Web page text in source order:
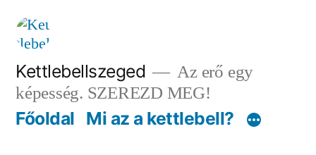
Tartalomhoz
Kettlebellszeged
Az erő egy
képesség. SZEREZD MEG!
Főoldal Mi az a kettlebell?